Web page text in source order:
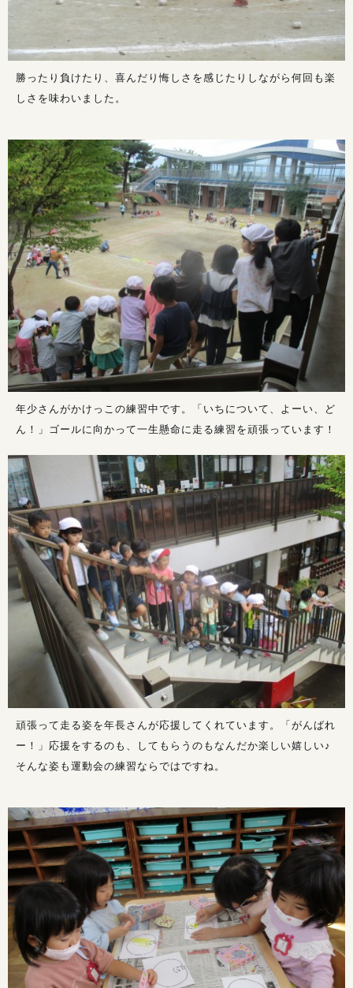
勝ったり負けたり、喜んだり悔しさを感じたりしながら何回も楽
しさを味わいました。
年少さんがかけっこの練習中です。「いちについて、よーい、ど
ん！」ゴールに向かって一生懸命に走る練習を頑張っています！
頑張って走る姿を年長さんが応援してくれています。「がんばれ
ー！」応援をするのも、してもらうのもなんだか楽しい嬉しい♪
そんな姿も運動会の練習ならではですね。